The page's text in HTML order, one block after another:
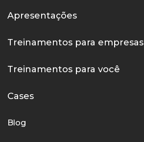
Apresentações
Treinamentos para empresas
Treinamentos para você
Cases
Blog